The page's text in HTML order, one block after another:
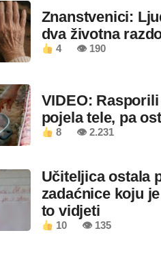
Znanstvenici:
dva životna
4 👁 190
VIDEO:
pojela tele, pa
8 👁 2.231
Učiteljica ostala
zadaćnice koju
to vidjeti
10 👁 135